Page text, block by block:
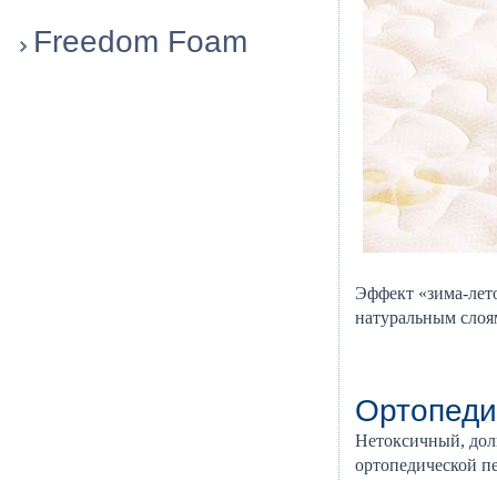
Freedom Foam
Эффект «зима-
натуральным
Нетоксичный,
ортопедической